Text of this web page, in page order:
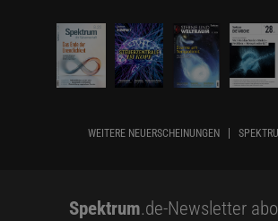
WEITERE NEUERSCHEINUNGEN
Spektrum.de-Newsletter